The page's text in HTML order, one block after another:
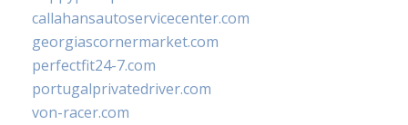
callahansautoservicecenter.com
georgiascornermarket.com
perfectfit24-7.com
portugalprivatedriver.com
von-racer.com